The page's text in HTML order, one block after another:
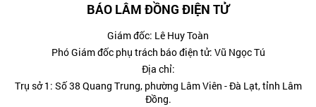
BÁO LÂM ĐỒNG ĐIỆN TỬ
Giám đốc: Lê Huy Toàn
Phó Giám đốc phụ trách báo điện tử: Vũ Ngọc Tú
Địa chỉ:
Trụ sở 1: Số 38 Quang Trung, phường Lâm Viên - Đà Lạt, tỉnh Lâm
Đồng.